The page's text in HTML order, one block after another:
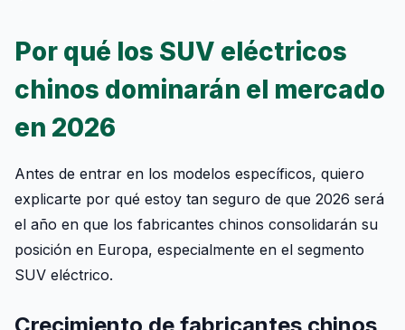
Por qué los SUV eléctricos
chinos dominarán el mercado
en 2026
Antes de entrar en los modelos específicos, quiero
explicarte por qué estoy tan seguro de que 2026 será
el año en que los fabricantes chinos consolidarán su
posición en Europa, especialmente en el segmento
SUV eléctrico.